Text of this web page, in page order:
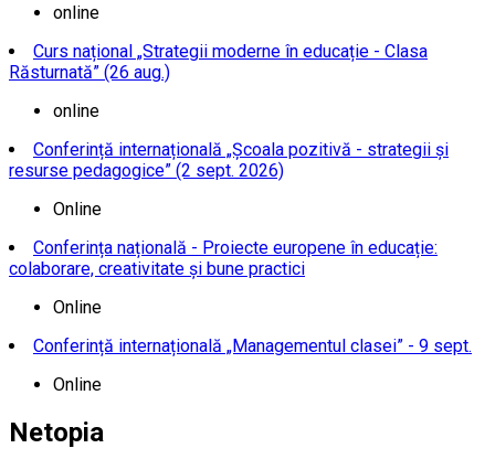
online
Curs național „Strategii moderne în educație - Clasa
Răsturnată” (26 aug.)
online
Conferință internațională „Școala pozitivă - strategii și
resurse pedagogice” (2 sept. 2026)
Online
Conferința națională - Proiecte europene în educație:
colaborare, creativitate și bune practici
Online
Conferință internațională „Managementul clasei” - 9 sept.
Online
Netopia